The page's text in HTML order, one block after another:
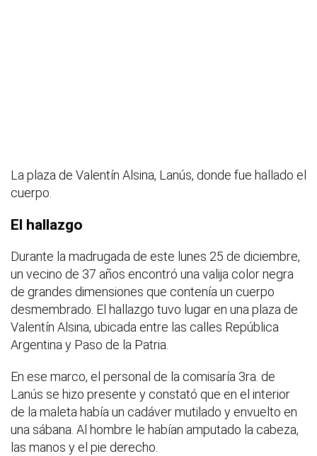
La plaza de Valentín Alsina, Lanús, donde fue hallado el
cuerpo.
El hallazgo
Durante la madrugada de este lunes 25 de diciembre,
un vecino de 37 años encontró una valija color negra
de grandes dimensiones que contenía un cuerpo
desmembrado. El hallazgo tuvo lugar en una plaza de
Valentín Alsina, ubicada entre las calles República
Argentina y Paso de la Patria.
En ese marco, el personal de la comisaría 3ra. de
Lanús se hizo presente y constató que en el interior
de la maleta había un cadáver mutilado y envuelto en
una sábana. Al hombre le habían amputado la cabeza,
las manos y el pie derecho.